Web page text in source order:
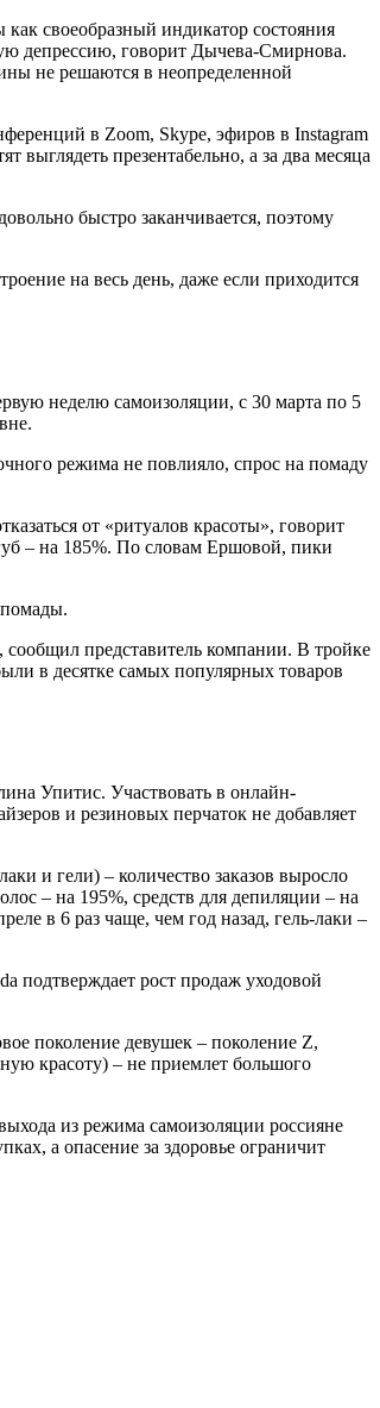
своеобразный индикатор состояния
депрессию, говорит Дычева-Смирнова.
не решаются в неопределенной
в Zoom, Skype, эфиров в Instagram
презентабельно, а за два месяца
быстро заканчивается, поэтому
на весь день, даже если приходится
неделю самоизоляции, с 30 марта по 5
режима не повлияло, спрос на помаду
от «ритуалов красоты», говорит
– на 185%. По словам Ершовой, пики
представитель компании. В тройке
в десятке самых популярных товаров
Упитис. Участвовать в онлайн-
и резиновых перчаток не добавляет
и гели) – количество заказов выросло
– на 195%, средств для депиляции – на
в 6 раз чаще, чем год назад, гель-лаки –
подтверждает рост продаж уходовой
поколение девушек – поколение Z,
красоту) – не приемлет большого
из режима самоизоляции россияне
а опасение за здоровье ограничит